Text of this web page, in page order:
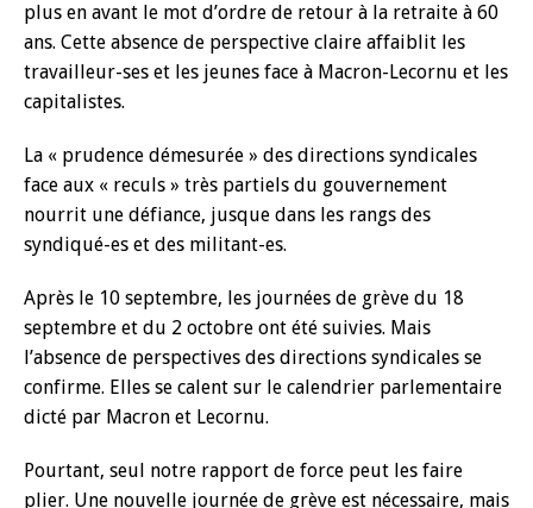
plus en avant le mot d’ordre de retour à la retraite à 60
ans. Cette absence de perspective claire affaiblit les
travailleur-ses et les jeunes face à Macron-Lecornu et les
capitalistes.
La « prudence démesurée » des directions syndicales
face aux « reculs » très partiels du gouvernement
nourrit une défiance, jusque dans les rangs des
syndiqué-es et des militant-es.
Après le 10 septembre, les journées de grève du 18
septembre et du 2 octobre ont été suivies. Mais
l’absence de perspectives des directions syndicales se
confirme. Elles se calent sur le calendrier parlementaire
dicté par Macron et Lecornu.
Pourtant, seul notre rapport de force peut les faire
plier. Une nouvelle journée de grève est nécessaire, mais